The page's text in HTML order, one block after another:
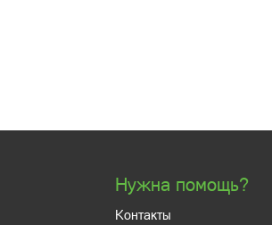
Нужна помощь?
Контакты